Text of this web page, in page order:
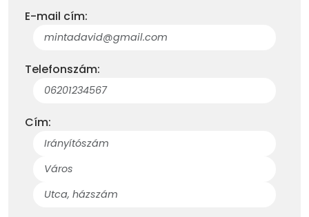
E-mail cím:
Telefonszám:
Cím: